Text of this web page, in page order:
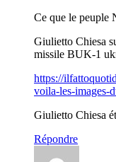
Ce que le peuple
Giulietto Chiesa
missile BUK-1
https://
voila-les-images-
Giulietto Chiesa
Répondre